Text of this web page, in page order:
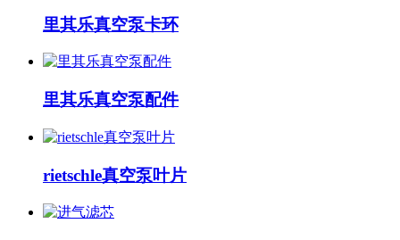
里其乐真空泵卡环
里其乐真空泵配件
rietschle真空泵叶片